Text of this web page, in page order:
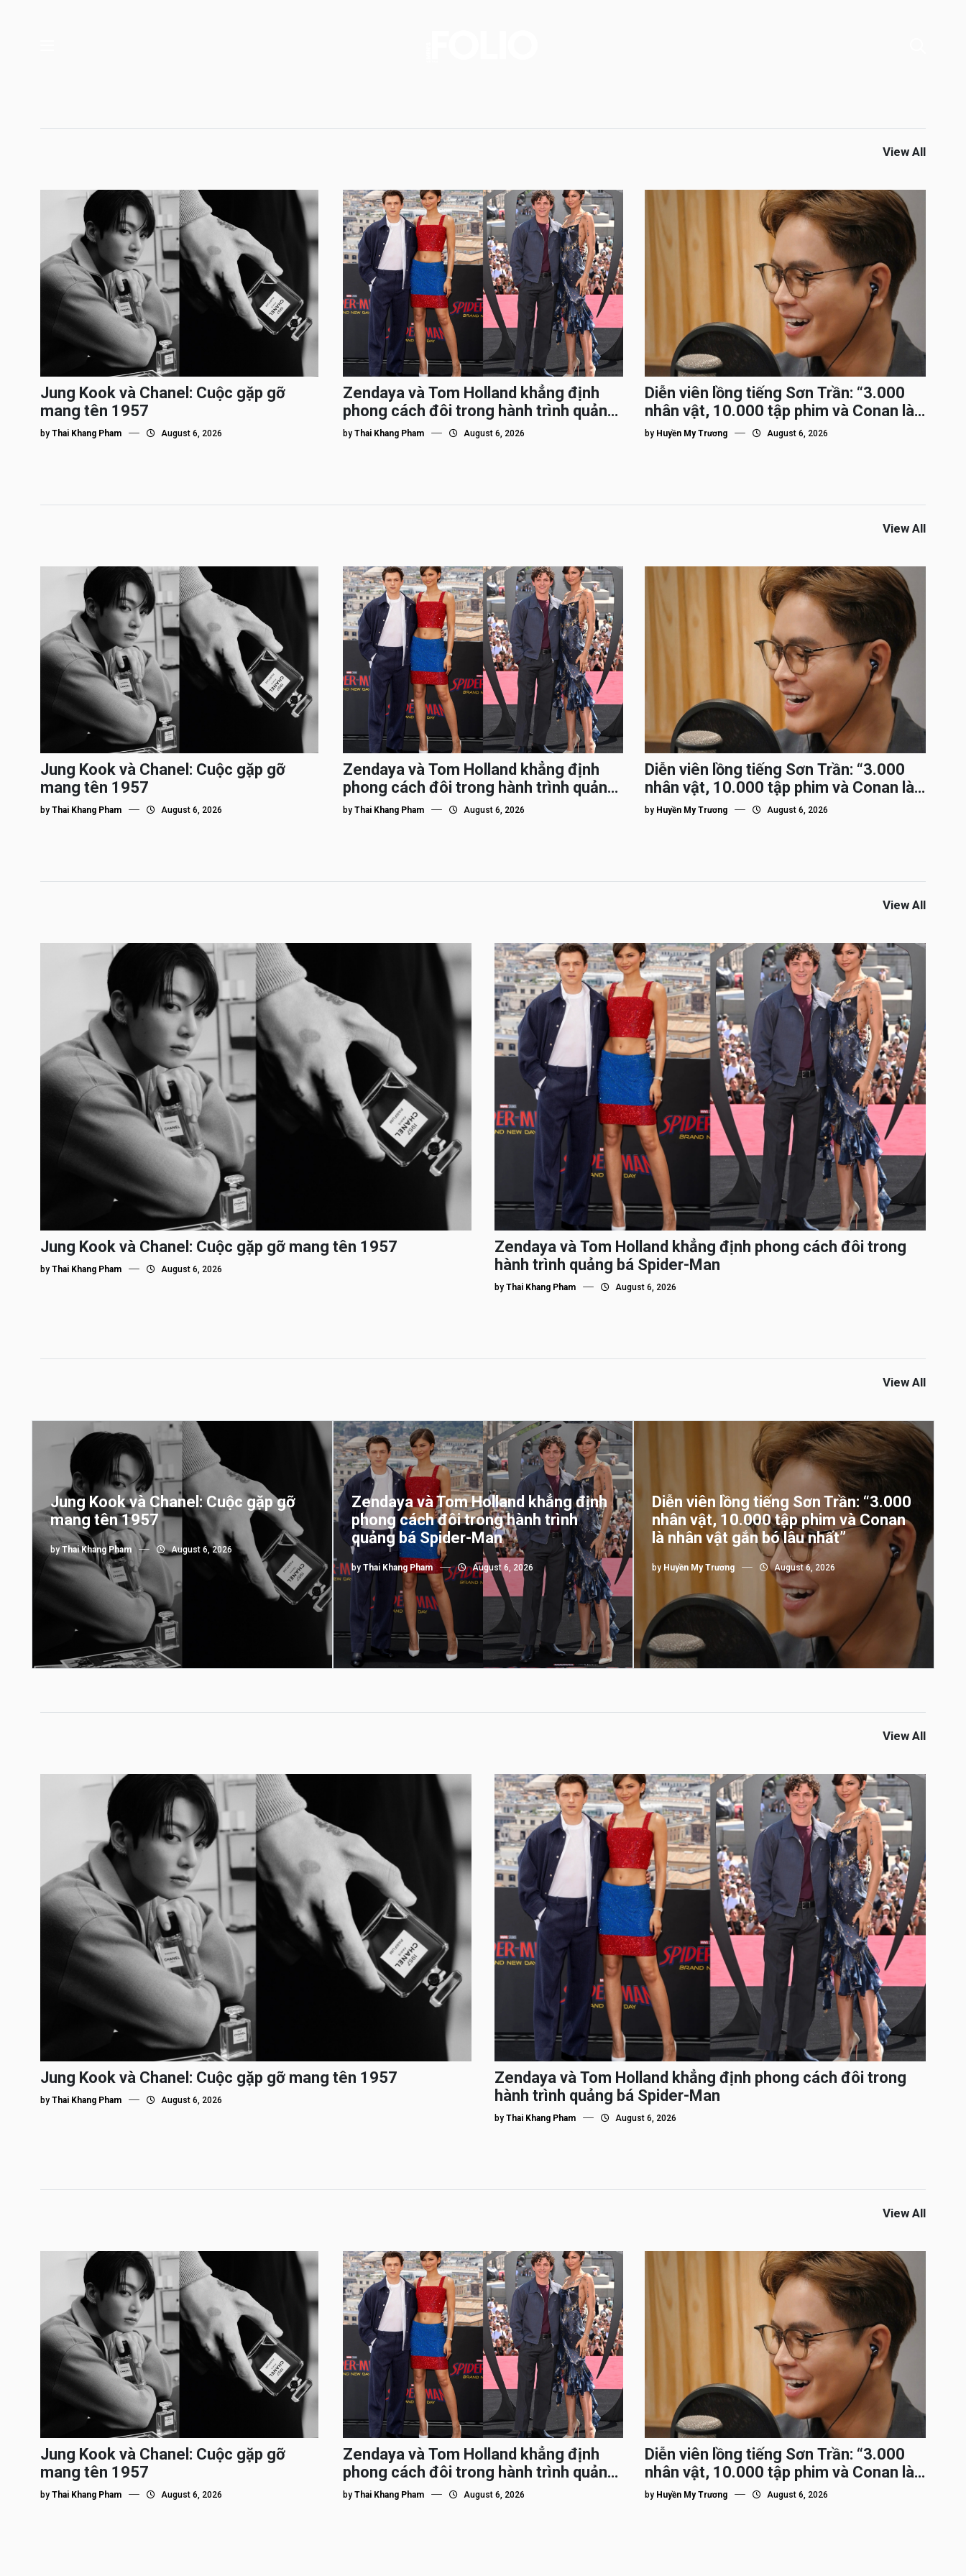
View All
Jung Kook và Chanel: Cuộc gặp gỡ
mang tên 1957
by Thai Khang Pham August 6, 2026
Zendaya và Tom Holland khẳng định
phong cách đôi trong hành trình quảng
bá Spider-Man
by Thai Khang Pham August 6, 2026
Diễn viên lồng tiếng Sơn Trần: “3.000
nhân vật, 10.000 tập phim và Conan là
nhân vật gắn bó lâu nhất”
by Huyền My Trương August 6, 2026
View All
Jung Kook và Chanel: Cuộc gặp gỡ
mang tên 1957
by Thai Khang Pham August 6, 2026
Zendaya và Tom Holland khẳng định
phong cách đôi trong hành trình quảng
bá Spider-Man
by Thai Khang Pham August 6, 2026
Diễn viên lồng tiếng Sơn Trần: “3.000
nhân vật, 10.000 tập phim và Conan là
nhân vật gắn bó lâu nhất”
by Huyền My Trương August 6, 2026
View All
Jung Kook và Chanel: Cuộc gặp gỡ mang tên 1957
by Thai Khang Pham August 6, 2026
Zendaya và Tom Holland khẳng định phong cách đôi trong
hành trình quảng bá Spider-Man
by Thai Khang Pham August 6, 2026
View All
Jung Kook và Chanel: Cuộc gặp gỡ
mang tên 1957
by Thai Khang Pham August 6, 2026
Zendaya và Tom Holland khẳng định
phong cách đôi trong hành trình
quảng bá Spider-Man
by Thai Khang Pham August 6, 2026
Diễn viên lồng tiếng Sơn Trần: “3.000
nhân vật, 10.000 tập phim và Conan
là nhân vật gắn bó lâu nhất”
by Huyền My Trương August 6, 2026
View All
Jung Kook và Chanel: Cuộc gặp gỡ mang tên 1957
by Thai Khang Pham August 6, 2026
Zendaya và Tom Holland khẳng định phong cách đôi trong
hành trình quảng bá Spider-Man
by Thai Khang Pham August 6, 2026
View All
Jung Kook và Chanel: Cuộc gặp gỡ
mang tên 1957
by Thai Khang Pham August 6, 2026
Zendaya và Tom Holland khẳng định
phong cách đôi trong hành trình quảng
bá Spider-Man
by Thai Khang Pham August 6, 2026
Diễn viên lồng tiếng Sơn Trần: “3.000
nhân vật, 10.000 tập phim và Conan là
nhân vật gắn bó lâu nhất”
by Huyền My Trương August 6, 2026